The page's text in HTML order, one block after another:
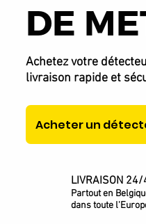
DE
Achetez votre
livraison rapide et
Acheter un
LIVRAISON
Partout en
dans toute